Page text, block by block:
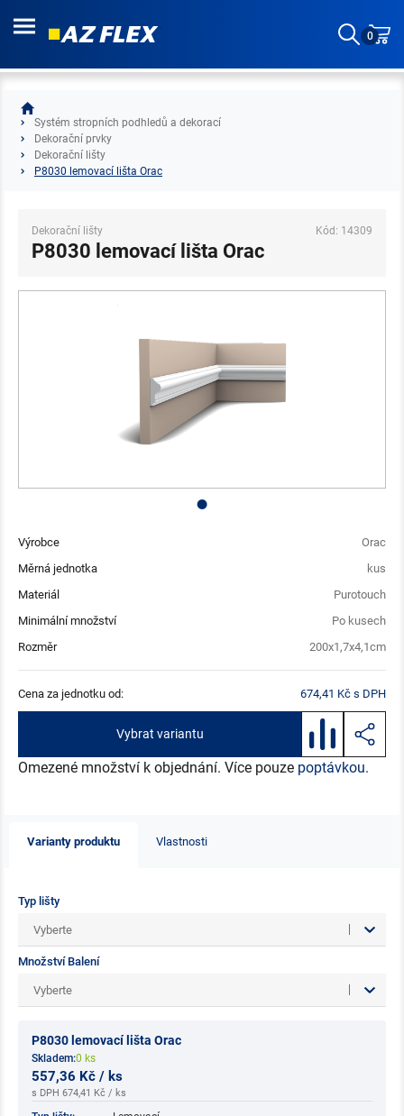
0
Systém stropních podhledů a dekorací
Dekorační prvky
Dekorační lišty
P8030 lemovací lišta Orac
Dekorační lišty Kód: 14309
P8030 lemovací lišta Orac
Výrobce
Orac
Měrná jednotka
kus
Materiál
Purotouch
Minimální množství
Po kusech
Rozměr
200x1,7x4,1cm
Cena za jednotku od: 674,41 Kč s DPH
Vybrat variantu
Omezené množství k objednání. Více pouze poptávkou.
Varianty produktu Vlastnosti
Typ lišty
Vyberte
Množství Balení
Vyberte
P8030 lemovací lišta Orac
Skladem:0 ks
557,36 Kč / ks
s DPH 674,41 Kč / ks